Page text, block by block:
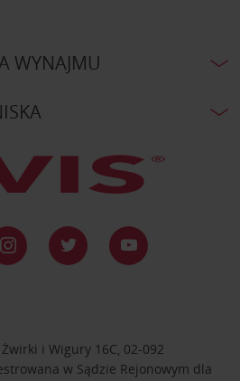
WYNAJMU
i Wigury 16C, 02-092
w Sądzie Rejonowym dla